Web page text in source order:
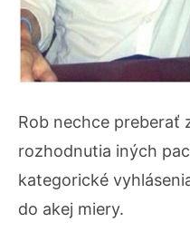
Rob nechce preberať
rozhodnutia iných
kategorické
do akej miery.